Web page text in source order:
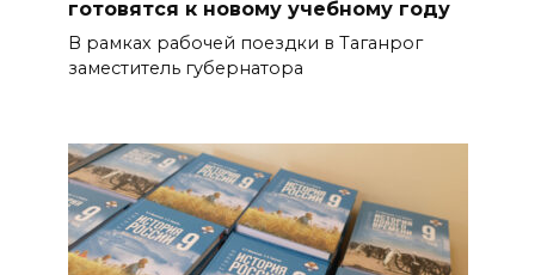
готовятся к новому учебному году
В рамках рабочей поездки в Таганрог
заместитель губернатора